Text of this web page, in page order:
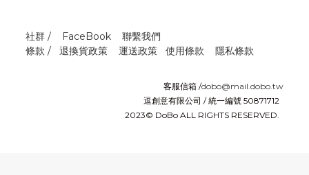
社群 / FaceBook
聯繫我們
條款 / 退換貨政策 運送政策 使用條款 隱私條款
客服信箱 /dobo@mail.dobo.tw
逗創意有限公司 / 統一編號 50871712
2023© DoBo ALL RIGHTS RESERVED.